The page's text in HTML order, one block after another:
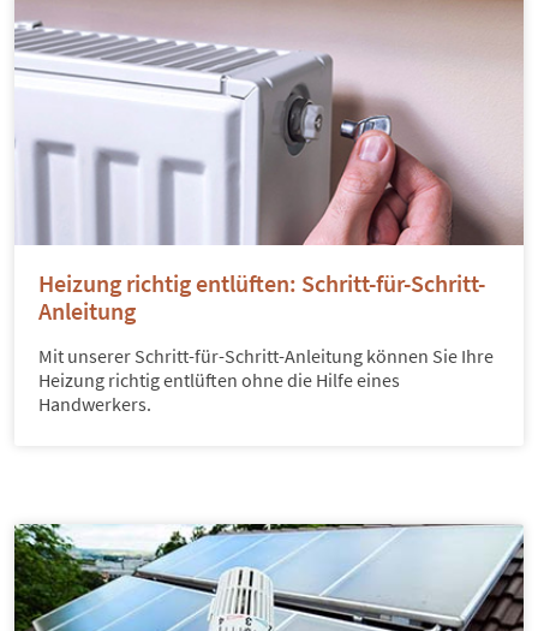
Heizung richtig entlüften: Schritt-für-Schritt-
Anleitung
Mit unserer Schritt-für-Schritt-Anleitung können Sie Ihre
Heizung richtig entlüften ohne die Hilfe eines
Handwerkers.